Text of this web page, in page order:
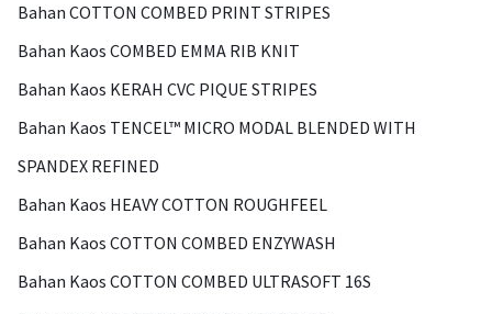
Bahan COTTON COMBED PRINT STRIPES
Bahan Kaos COMBED EMMA RIB KNIT
Bahan Kaos KERAH CVC PIQUE STRIPES
Bahan Kaos TENCEL™ MICRO MODAL BLENDED WITH
SPANDEX REFINED
Bahan Kaos HEAVY COTTON ROUGHFEEL
Bahan Kaos COTTON COMBED ENZYWASH
Bahan Kaos COTTON COMBED ULTRASOFT 16S